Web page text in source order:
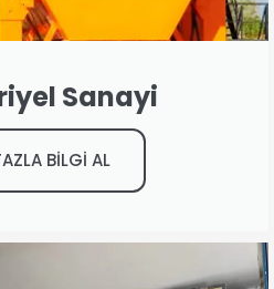
Sanayi
BİLGİ AL